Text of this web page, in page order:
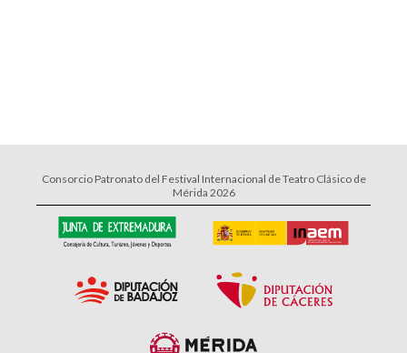
Consorcio Patronato del Festival Internacional de Teatro Clásico de
Mérida 2026